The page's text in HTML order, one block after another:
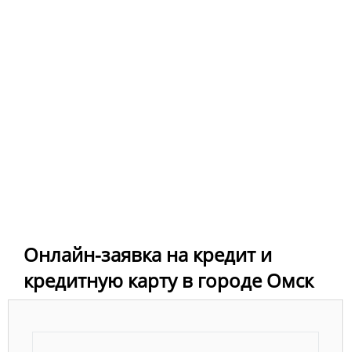
Онлайн-заявка на кредит и
кредитную карту в городе Омск